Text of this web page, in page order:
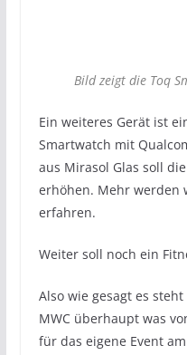
Bild zeigt die Toq
Ein weiteres Gerät ist
Smartwatch mit
aus Mirasol Glas soll
erhöhen. Mehr werden
erfahren.
Weiter soll noch ein
Also wie gesagt es
MWC überhaupt was
für das eigene Event